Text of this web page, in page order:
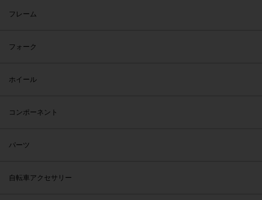
フレーム
フォーク
ホイール
コンポーネント
パーツ
自転車アクセサリー